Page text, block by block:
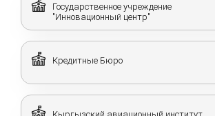
Государственное учреждение
"Инновационный центр"
Кредитные Бюро